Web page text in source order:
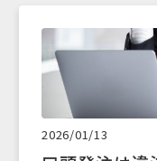
2026/01/13